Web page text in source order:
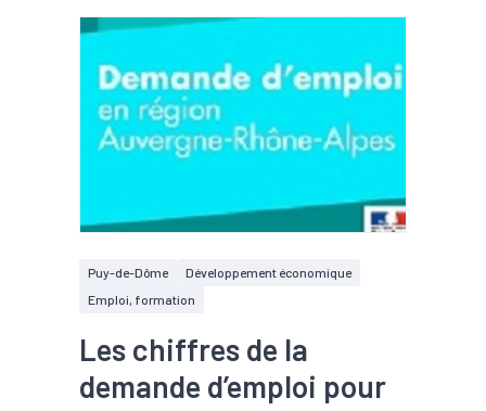
Puy-de-Dôme
Développement économique
Emploi, formation
Les chiffres de la
demande d’emploi pour